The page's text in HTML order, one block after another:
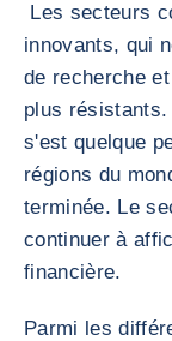
Les secteurs
innovants, qui
de recherche
plus
s'est quelque
régions du
terminée. Le
continuer à
financière.
Parmi les